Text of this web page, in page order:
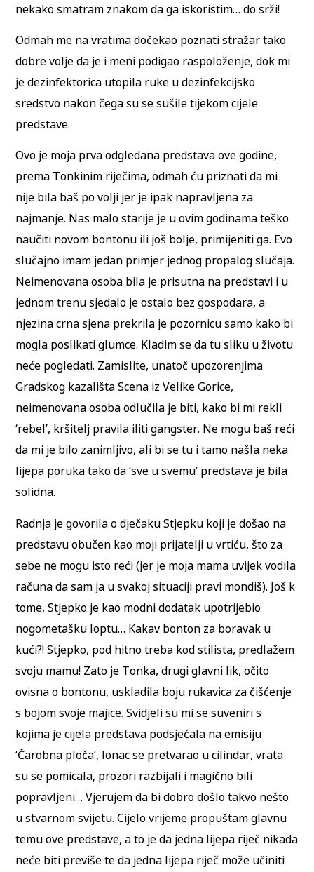
nekako smatram znakom da ga iskoristim… do srži!
Odmah me na vratima dočekao poznati stražar tako
dobre volje da je i meni podigao raspoloženje, dok mi
je dezinfektorica utopila ruke u dezinfekcijsko
sredstvo nakon čega su se sušile tijekom cijele
predstave.
Ovo je moja prva odgledana predstava ove godine,
prema Tonkinim riječima, odmah ću priznati da mi
nije bila baš po volji jer je ipak napravljena za
najmanje. Nas malo starije je u ovim godinama teško
naučiti novom bontonu ili još bolje, primijeniti ga. Evo
slučajno imam jedan primjer jednog propalog slučaja.
Neimenovana osoba bila je prisutna na predstavi i u
jednom trenu sjedalo je ostalo bez gospodara, a
njezina crna sjena prekrila je pozornicu samo kako bi
mogla poslikati glumce. Kladim se da tu sliku u životu
neće pogledati. Zamislite, unatoč upozorenjima
Gradskog kazališta Scena iz Velike Gorice,
neimenovana osoba odlučila je biti, kako bi mi rekli
‘rebel’, kršitelj pravila iliti gangster. Ne mogu baš reći
da mi je bilo zanimljivo, ali bi se tu i tamo našla neka
lijepa poruka tako da ‘sve u svemu’ predstava je bila
solidna.
Radnja je govorila o dječaku Stjepku koji je došao na
predstavu obučen kao moji prijatelji u vrtiću, što za
sebe ne mogu isto reći (jer je moja mama uvijek vodila
računa da sam ja u svakoj situaciji pravi mondiš). Još k
tome, Stjepko je kao modni dodatak upotrijebio
nogometašku loptu… Kakav bonton za boravak u
kući?! Stjepko, pod hitno treba kod stilista, predlažem
svoju mamu! Zato je Tonka, drugi glavni lik, očito
ovisna o bontonu, uskladila boju rukavica za čišćenje
s bojom svoje majice. Svidjeli su mi se suveniri s
kojima je cijela predstava podsjećala na emisiju
‘Čarobna ploča’, lonac se pretvarao u cilindar, vrata
su se pomicala, prozori razbijali i magično bili
popravljeni… Vjerujem da bi dobro došlo takvo nešto
u stvarnom svijetu. Cijelo vrijeme propuštam glavnu
temu ove predstave, a to je da jedna lijepa riječ nikada
neće biti previše te da jedna lijepa riječ može učiniti